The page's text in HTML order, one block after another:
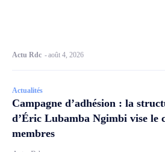
Actu Rdc -août 4, 2026
Actualités
Campagne d’adhésion : la
d’Éric Lubamba Ngimbi vise le
membres